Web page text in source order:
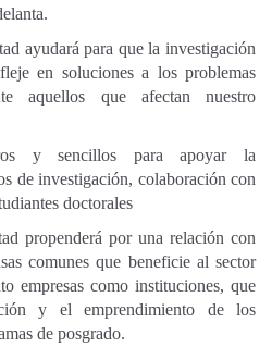
ayudará para que la investigación
en soluciones a los problemas
aquellos que afectan nuestro
y sencillos para apoyar la
de investigación, colaboración con
doctorales
propenderá por una relación con
comunes que beneficie al sector
empresas como instituciones, que
y el emprendimiento de los
de posgrado.